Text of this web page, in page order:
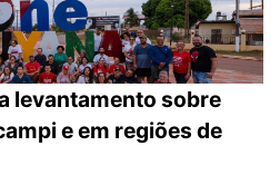
levantamento sobre
e em regiões de